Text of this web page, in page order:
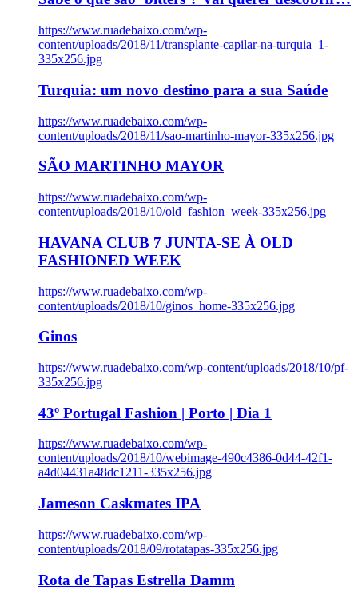
https://www.ruadebaixo.com/wp-
content/uploads/2018/11/transplante-capilar-na-turquia_1-
335x256.jpg
Turquia: um novo destino para a sua Saúde
https://www.ruadebaixo.com/wp-
content/uploads/2018/11/sao-martinho-mayor-335x256.jpg
SÃO MARTINHO MAYOR
https://www.ruadebaixo.com/wp-
content/uploads/2018/10/old_fashion_week-335x256.jpg
HAVANA CLUB 7 JUNTA-SE À OLD
FASHIONED WEEK
https://www.ruadebaixo.com/wp-
content/uploads/2018/10/ginos_home-335x256.jpg
Ginos
https://www.ruadebaixo.com/wp-content/uploads/2018/10/pf-
335x256.jpg
43º Portugal Fashion | Porto | Dia 1
https://www.ruadebaixo.com/wp-
content/uploads/2018/10/webimage-490c4386-0d44-42f1-
a4d04431a48dc1211-335x256.jpg
Jameson Caskmates IPA
https://www.ruadebaixo.com/wp-
content/uploads/2018/09/rotatapas-335x256.jpg
Rota de Tapas Estrella Damm